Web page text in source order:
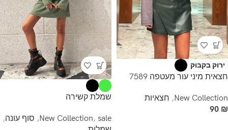
ירוק בקבוק
חצאית מיני עור מעטפה 7589
New Collection
, חצאיות
90 ₪
שמלת קשירה
New Collection, sale
, סוף עונה,